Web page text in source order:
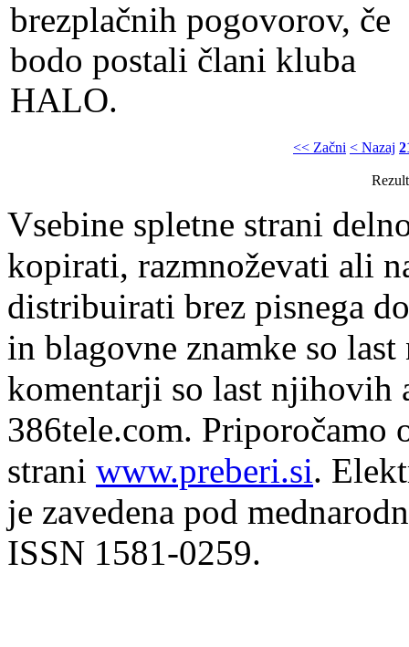
brezplačnih pogovorov, če
bodo postali člani kluba
HALO.
<< Začni < Nazaj
Vsebine spletne strani
kopirati, razmnoževati ali
distribuirati brez pisnega
in blagovne znamke so
komentarji so last njihovih
386tele.com. Priporočamo
strani www.preberi.si.
je zavedena pod
ISSN 1581-0259.